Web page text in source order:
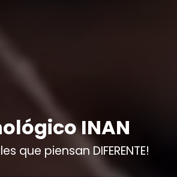
INAN
que piensan DIFERENTE!